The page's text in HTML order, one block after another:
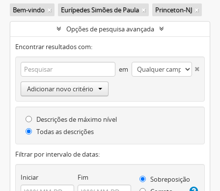
Bem-vindo Eurípedes Simões de Paula Princeton-NJ
Opções de pesquisa avançada
Encontrar resultados com:
em
Adicionar novo critério
Descrições de máximo nível
Todas as descrições
Filtrar por intervalo de datas:
Iniciar Fim
Sobreposição